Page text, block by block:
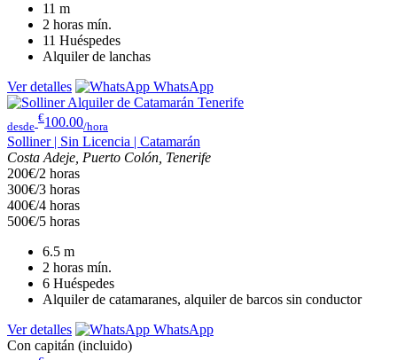
11 m
2 horas mín.
11 Huéspedes
Alquiler de lanchas
Ver detalles
WhatsApp
desde
€100.00/hora
Solliner | Sin Licencia | Catamarán
Costa Adeje, Puerto Colón, Tenerife
200€/2 horas
300€/3 horas
400€/4 horas
500€/5 horas
6.5 m
2 horas mín.
6 Huéspedes
Alquiler de catamaranes, alquiler de barcos sin conductor
Ver detalles
WhatsApp
Con capitán (incluido)